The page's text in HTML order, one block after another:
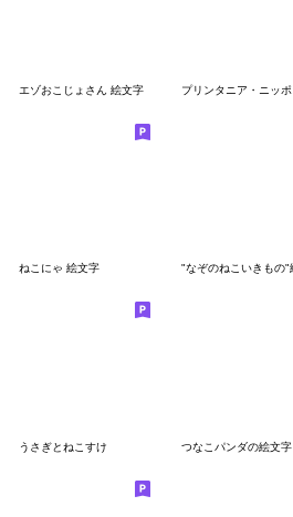
エゾおこじょさん 絵文字
ねこにゃ 絵文字
うさぎとねこすけ つなこパンダの絵文字